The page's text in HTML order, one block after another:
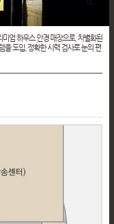
엄 하우스 안경 매장으로, 차별화된
을 도입, 정확한 시력 검사로 눈의 편